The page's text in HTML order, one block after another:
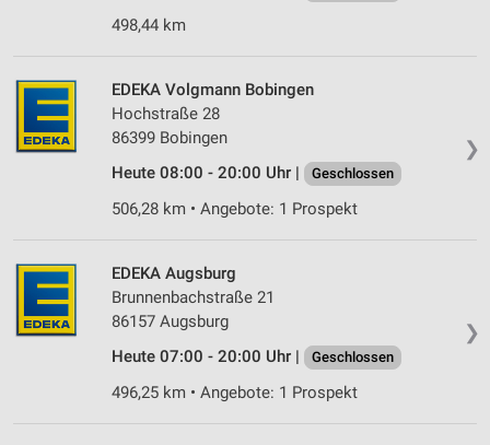
498,44 km
❯
EDEKA Volgmann Bobingen
Hochstraße 28
86399 Bobingen
Heute 08:00 - 20:00 Uhr |
Geschlossen
506,28 km • Angebote: 1 Prospekt
❯
EDEKA Augsburg
Brunnenbachstraße 21
86157 Augsburg
Heute 07:00 - 20:00 Uhr |
Geschlossen
496,25 km • Angebote: 1 Prospekt